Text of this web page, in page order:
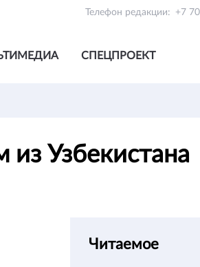
Телефон редакции: +7
СПЕЦПРОЕКТ
Узбекистана
Читаемое